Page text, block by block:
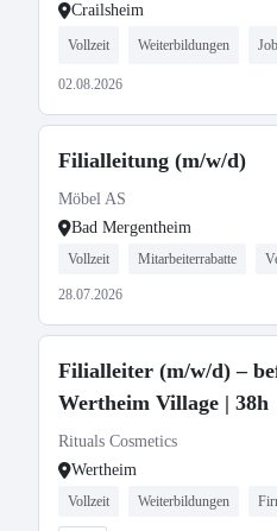
Crailsheim
Vollzeit Weiterbildungen
02.08.2026
Filialleitung (m/w/d)
Möbel AS
Bad Mergentheim
Vollzeit Mitarbeiterrabatte
28.07.2026
Filialleiter (m/w/d) –
Wertheim Village | 38h
Rituals Cosmetics
Wertheim
Vollzeit Weiterbildungen